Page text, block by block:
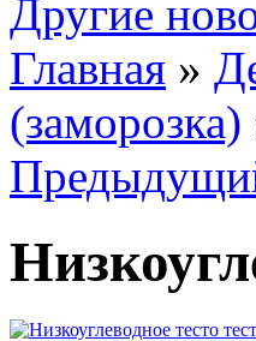
Другие
Главная »
(заморозка)